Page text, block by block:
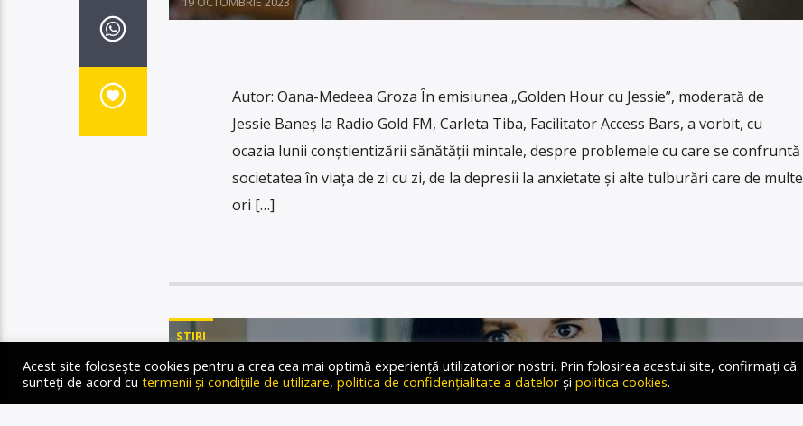
Autor: Oana-Medeea Groza În emisiunea „Golden Hour cu Jessie”, moderată de
Jessie Baneș la Radio Gold FM, Carleta Tiba, Facilitator Access Bars, a vorbit, cu
ocazia lunii conștientizării sănătății mintale, despre problemele cu care se confruntă
societatea în viața de zi cu zi, de la depresii la anxietate și alte tulburări care de multe
ori […]
STIRI
Acest site folosește cookies pentru a crea cea mai optimă experiență utilizatorilor noștri. Prin folosirea acestui site, confirmați că
sunteți de acord cu termenii și condițiile de utilizare, politica de confidențialitate a datelor și politica cookies.